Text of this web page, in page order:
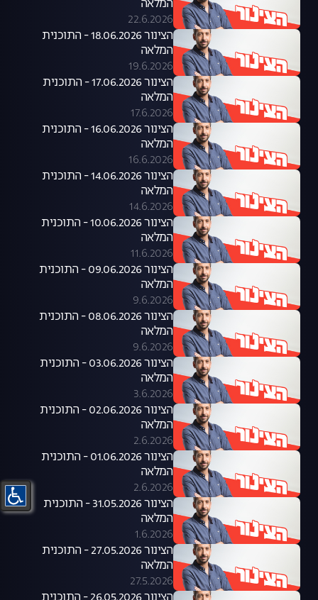
המלאה
22.6.2026
הצינור 18.06.2026 - התוכנית
המלאה
19.6.2026
הצינור 17.06.2026 - התוכנית
המלאה
17.6.2026
הצינור 16.06.2026 - התוכנית
המלאה
16.6.2026
הצינור 14.06.2026 - התוכנית
המלאה
14.6.2026
הצינור 10.06.2026 - התוכנית
המלאה
11.6.2026
הצינור 09.06.2026 - התוכנית
המלאה
9.6.2026
הצינור 08.06.2026 - התוכנית
המלאה
9.6.2026
הצינור 03.06.2026 - התוכנית
המלאה
3.6.2026
הצינור 02.06.2026 - התוכנית
המלאה
2.6.2026
הצינור 01.06.2026 - התוכנית
המלאה
2.6.2026
הצינור 31.05.2026 - התוכנית
המלאה
1.6.2026
הצינור 27.05.2026 - התוכנית
המלאה
27.5.2026